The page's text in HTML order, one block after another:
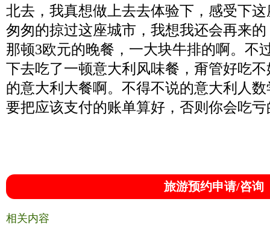
北去，我真想做上去去体验下，感受下
匆匆的掠过这座城市，我想我还会再来
那顿3欧元的晚餐，一大块牛排的啊。不
下去吃了一顿意大利风味餐，甭管好吃
的意大利大餐啊。不得不说的意大利人
要把应该支付的账单算好，否则你会吃亏
旅游预约申请/咨询
相关内容